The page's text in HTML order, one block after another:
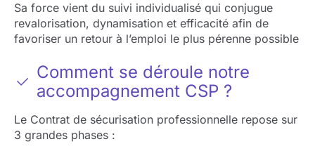
Sa force vient du suivi individualisé qui conjugue
revalorisation, dynamisation et efficacité afin de
favoriser un retour à l’emploi le plus pérenne possible
Comment se déroule notre
accompagnement CSP ?
Le Contrat de sécurisation professionnelle repose sur
3 grandes phases :